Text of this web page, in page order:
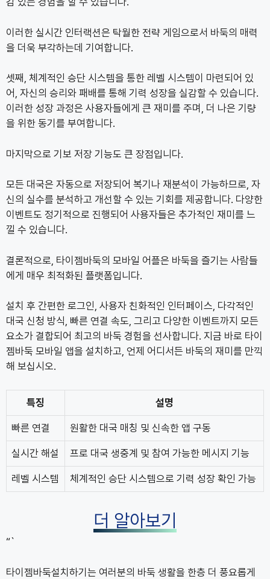
이러한 실시간 인터랙션은 탁월한 전략 게임으로서 바둑의 매력
을 더욱 부각하는데 기여합니다.
셋째, 체계적인 승단 시스템을 통한 레벨 시스템이 마련되어 있
어, 자신의 승리와 패배를 통해 기력 성장을 실감할 수 있습니다.
이러한 성장 과정은 사용자들에게 큰 재미를 주며, 더 나은 기량
을 위한 동기를 부여합니다.
마지막으로 기보 저장 기능도 큰 장점입니다.
모든 대국은 자동으로 저장되어 복기나 재분석이 가능하므로, 자
신의 실수를 분석하고 개선할 수 있는 기회를 제공합니다. 다양한
이벤트도 정기적으로 진행되어 사용자들은 추가적인 재미를 느
낄 수 있습니다.
결론적으로, 타이젬바둑의 모바일 어플은 바둑을 즐기는 사람들
에게 매우 최적화된 플랫폼입니다.
설치 후 간편한 로그인, 사용자 친화적인 인터페이스, 다각적인
대국 신청 방식, 빠른 연결 속도, 그리고 다양한 이벤트까지 모든
요소가 결합되어 최고의 바둑 경험을 선사합니다. 지금 바로 타이
젬바둑 모바일 앱을 설치하고, 언제 어디서든 바둑의 재미를 만끽
해 보십시오.
특징 설명
빠른 연결 원활한 대국 매칭 및 신속한 앱 구동
실시간 해설 프로 대국 생중계 및 참여 가능한 메시지 기능
레벨 시스템 체계적인 승단 시스템으로 기력 성장 확인 가능
더 알아보기
“`
타이젬바둑설치하기는 여러분의 바둑 생활을 한층 더 풍요롭게